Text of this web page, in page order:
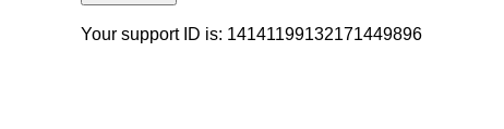
Your support ID is: 14141199132171449896